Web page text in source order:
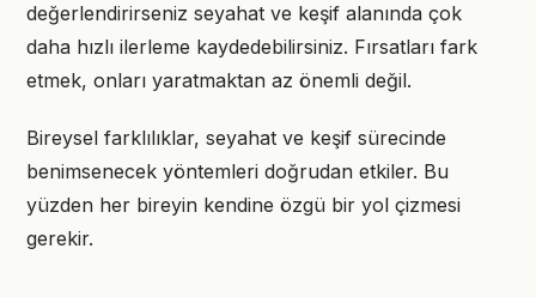
değerlendirirseniz seyahat ve keşif alanında çok
daha hızlı ilerleme kaydedebilirsiniz. Fırsatları fark
etmek, onları yaratmaktan az önemli değil.
Bireysel farklılıklar, seyahat ve keşif sürecinde
benimsenecek yöntemleri doğrudan etkiler. Bu
yüzden her bireyin kendine özgü bir yol çizmesi
gerekir.